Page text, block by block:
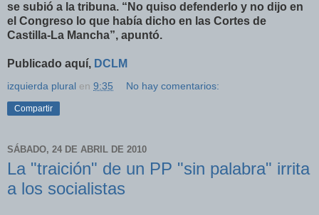
se subió a la tribuna. “No quiso defenderlo y no dijo en
el Congreso lo que había dicho en las Cortes de
Castilla-La Mancha”, apuntó.
Publicado aquí, DCLM
izquierda plural en 9:35 No hay comentarios:
Compartir
SÁBADO, 24 DE ABRIL DE 2010
La "traición" de un PP "sin palabra" irrita
a los socialistas